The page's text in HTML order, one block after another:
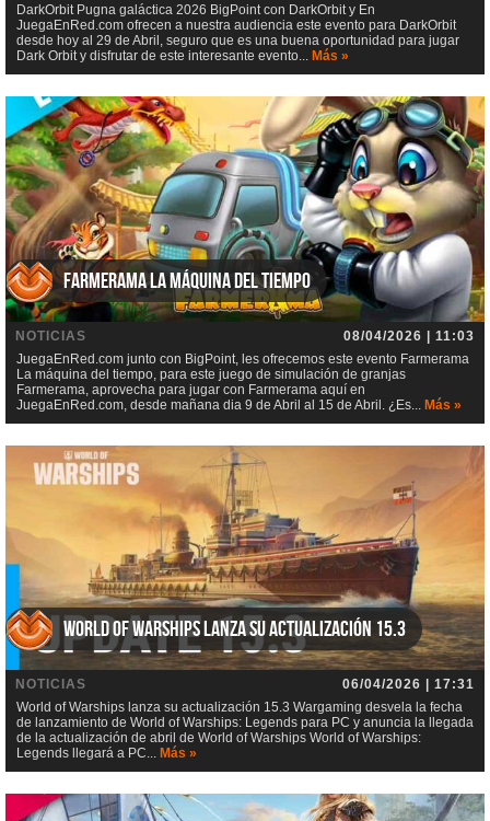
DarkOrbit Pugna galáctica 2026 BigPoint con DarkOrbit y En
JuegaEnRed.com ofrecen a nuestra audiencia este evento para DarkOrbit
desde hoy al 29 de Abril, seguro que es una buena oportunidad para jugar
Dark Orbit y disfrutar de este interesante evento... Más »
Farmerama La máquina del tiempo
NOTICIAS
08/04/2026 | 11:03
JuegaEnRed.com junto con BigPoint, les ofrecemos este evento Farmerama
La máquina del tiempo, para este juego de simulación de granjas
Farmerama, aprovecha para jugar con Farmerama aquí en
JuegaEnRed.com, desde mañana dia 9 de Abril al 15 de Abril. ¿Es... Más »
World of Warships lanza su actualización 15.3
NOTICIAS
06/04/2026 | 17:31
World of Warships lanza su actualización 15.3 Wargaming desvela la fecha
de lanzamiento de World of Warships: Legends para PC y anuncia la llegada
de la actualización de abril de World of Warships World of Warships:
Legends llegará a PC... Más »